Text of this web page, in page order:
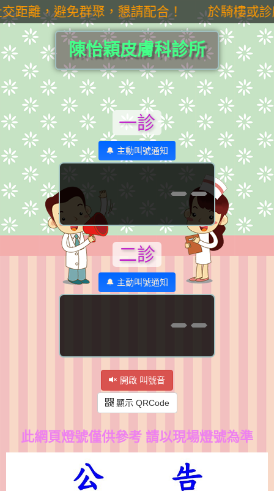
離，避免群聚，懇請配合！ 於騎樓或診
陳怡穎皮膚科診所
一診
🔔 主動叫號通知
--
二診
🔔 主動叫號通知
--
開啟 叫號音
顯示 QRCode
此網頁燈號僅供參考 請以現場燈號為準